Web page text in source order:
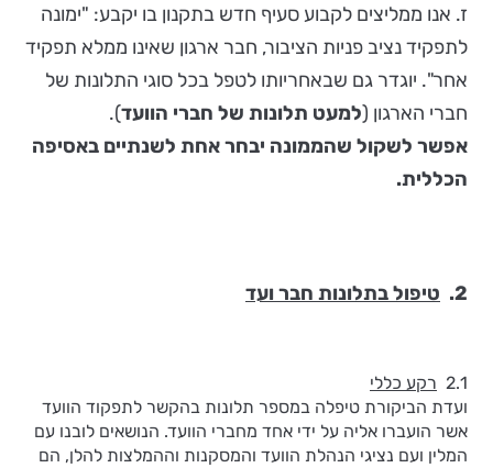
ז. אנו ממליצים לקבוע סעיף חדש בתקנון בו יקבע: "ימונה
לתפקיד נציב פניות הציבור, חבר ארגון שאינו ממלא תפקיד
אחר". יוגדר גם שבאחריותו לטפל בכל סוגי התלונות של
חברי הארגון (למעט תלונות של חברי הוועד).
אפשר לשקול שהממונה יבחר אחת לשנתיים באסיפה
הכללית.
2. טיפול בתלונות חבר ועד
2.1 רקע כללי
ועדת הביקורת טיפלה במספר תלונות בהקשר לתפקוד הוועד
אשר הועברו אליה על ידי אחד מחברי הוועד. הנושאים לובנו עם
המלין ועם נציגי הנהלת הוועד והמסקנות וההמלצות להלן, הם